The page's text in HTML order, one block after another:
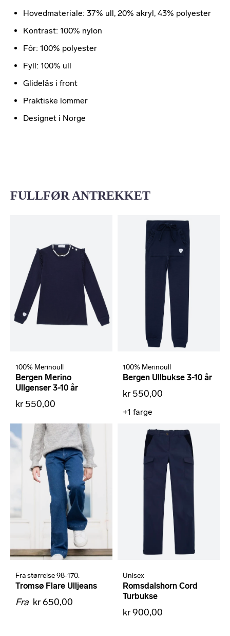
Hovedmateriale: 37% ull, 20% akryl, 43% polyester
Kontrast: 100% nylon
Fôr: 100% polyester
Fyll: 100% ull
Glidelås i front
Praktiske lommer
Designet i Norge
FULLFØR ANTREKKET
100% Merinoull
Bergen Merino
Ullgenser 3-10 år
kr 550,00
100% Merinoull
Bergen Ullbukse 3-10 år
kr 550,00
+1 farge
Fra størrelse 98-170.
Tromsø Flare Ulljeans
Fra kr 650,00
Unisex
Romsdalshorn Cord
Turbukse
kr 900,00